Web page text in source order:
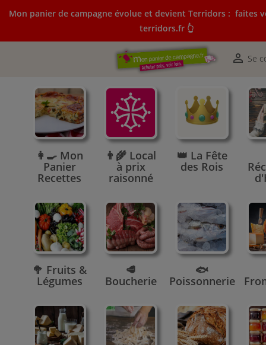
Mon panier de campagne évolue et devient Terridors : faites
terridors.fr 👆
 Se
Mon panier de campagne évolue et devient Terridors:
courses sur terridors.fr 👆
👩‍🍳 Mon
Panier
Recettes
👨‍🌾 Local
à prix
raisonné
👑 La Fête
des Rois
🥦 Fruits &
Légumes
🥩
Boucherie
🐟
Poissonnerie